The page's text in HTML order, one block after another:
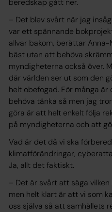
beredskap gått ner.
– Det blev svårt när jag
var ett spännande
allvar bakom, berättar
bäst utan att behöva
myndigheterna också över.
där världen ser ut som den
helt obefogad. För många
behöva tänka så men jag
göra är att helt enkelt följa
på myndigheterna och att
Vad är det då vi ska
klimatförändringar,
Ja, allt det faktiskt.
– Det är svårt att säga
men helt klart är att vi som
oss själva så att samhällets